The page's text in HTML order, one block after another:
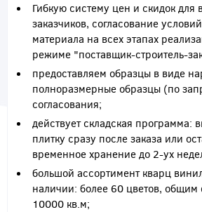
Гибкую систему цен и скидок для
заказчиков, согласование
материала на всех этапах
режиме "поставщик-строитель-
предоставляем образцы в виде
полноразмерные образцы (по
согласования;
действует складская программа:
плитку сразу после заказа или
временное хранение до 2-ух
большой ассортимент кварц
наличии: более 60 цветов, общим
10000 кв.м;